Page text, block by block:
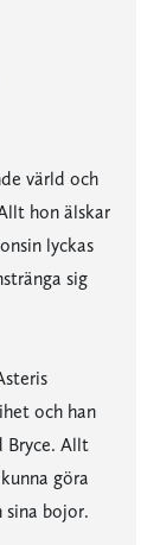
värld och
hon älskar
lyckas
sig
och han
Bryce. Allt
göra
sina bojor.